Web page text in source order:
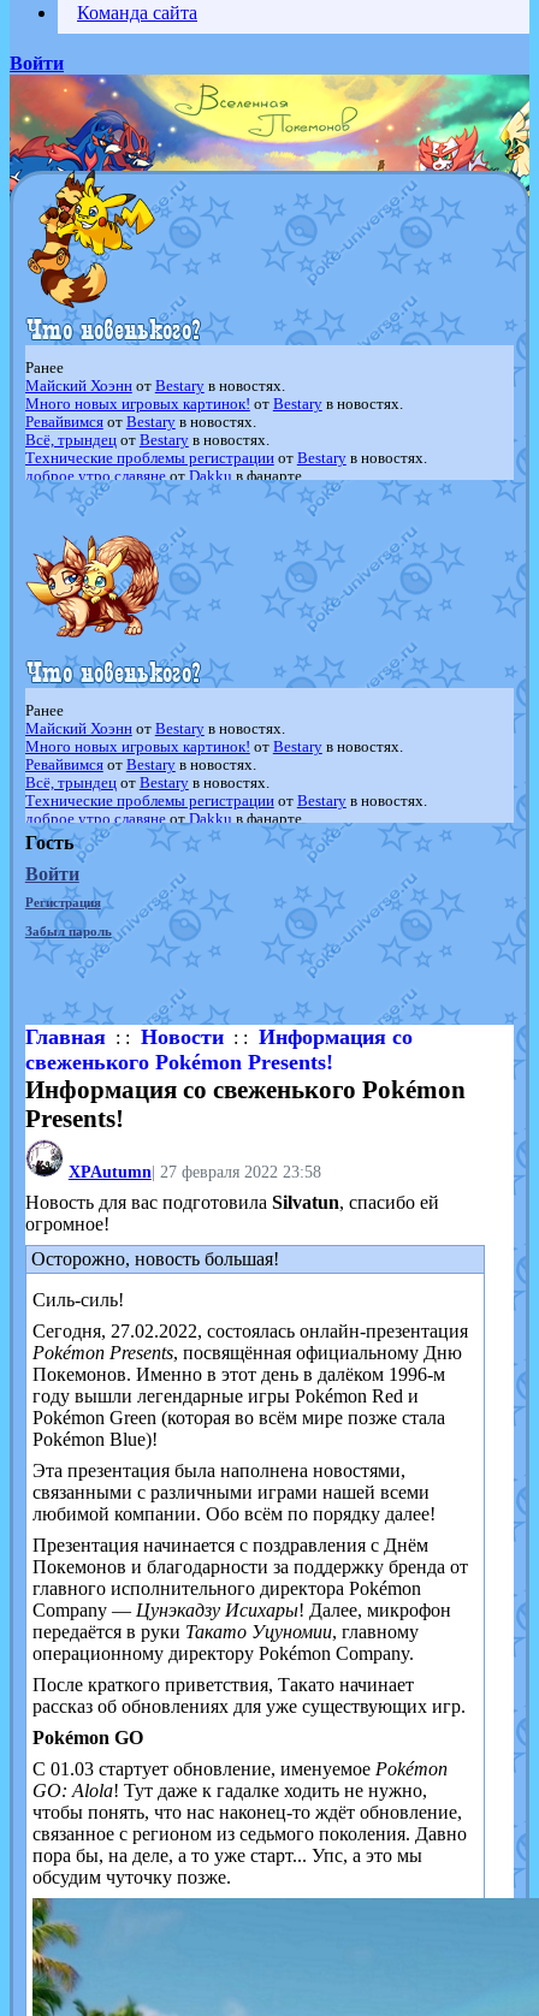
Команда сайта
Войти
Ранее
Майский Хоэннот Bestaryв новостях.
Много новых игровых картинок! от Bestaryв новостях.
Ревайвимсяот Bestaryв новостях.
Всё, трындецот Bestaryв новостях.
Технические проблемы регистрацииот Bestaryв новостях.
доброе утро славянеот Dakku в фанарте.
Йолда и Мимикью отMavisNyanCatв фанарте.
Недовольный котомангуст
в фанарте.
отRandomon
шадоу спиритомботilovearceus
в фанарте.
траббишотilovearceusв фанарте.
Raging BoltотGraceDaFox
в фанарте.
Shadow mismagiusотJOK_julia
в фанарте.
художникотvicavicaв фанарте.
Ранее
Майский Хоэннот Bestaryв новостях.
Много новых игровых картинок! от Bestaryв новостях.
Ревайвимсяот Bestaryв новостях.
Всё, трындецот Bestaryв новостях.
Технические проблемы регистрацииот Bestaryв новостях.
доброе утро славянеот Dakku в фанарте.
Йолда и МимикьюотMavisNyanCatв фанарте.
Недовольный котомангуст
в фанарте.
The Dark Wishmaker
отRandomon
шадоу спиритомб
отilovearceus
в фанарте.
траббишотilovearceusв фанарте.
Raging BoltотGraceDaFox
Shadow mismagiusотJOK_julia
в фанарте.
художникот vicavicaв фанарте.
Гость
Войти
Регистрация
Забыл пароль
Главная: : Новости: : Информация со
свеженького Pokémon Presents!
Информация со свеженького Pokémon
Presents!
XPAutumn| 27 февраля 2022 23:58
Новость для вас подготовила Silvatun, спасибо ей
огромное!
Осторожно, новость большая!
Силь-силь!
Сегодня, 27.02.2022, состоялась онлайн-презентация
Pokémon Presents, посвящённая официальному Дню
Покемонов. Именно в этот день в далёком 1996-м
году вышли легендарные игры Pokémon Red и
Pokémon Green (которая во всём мире позже стала
Pokémon Blue)!
Эта презентация была наполнена новостями,
связанными с различными играми нашей всеми
любимой компании. Обо всём по порядку далее!
Презентация начинается с поздравления с Днём
Покемонов и благодарности за поддержку бренда от
главного исполнительного директора Pokémon
Company — Цунэкадзу Исихары! Далее, микрофон
передаётся в руки Такато Уцуномии, главному
операционному директору Pokémon Company.
После краткого приветствия, Такато начинает
рассказ об обновлениях для уже существующих игр.
Pokémon GO
С 01.03 стартует обновление, именуемое Pokémon
GO: Alola! Тут даже к гадалке ходить не нужно,
чтобы понять, что нас наконец-то ждёт обновление,
связанное с регионом из седьмого поколения. Давно
пора бы, на деле, а то уже старт... Упс, а это мы
обсудим чуточку позже.